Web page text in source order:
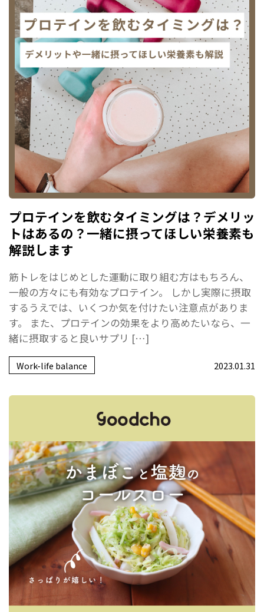
プロテインを飲むタイミングは？デメリッ
トはあるの？一緒に摂ってほしい栄養素も
解説します
筋トレをはじめとした運動に取り組む方はもちろん、
一般の方々にも有効なプロテイン。 しかし実際に摂取
するうえでは、いくつか気を付けたい注意点がありま
す。 また、プロテインの効果をより高めたいなら、一
緒に摂取すると良いサプリ […]
Work-life balance 2023.01.31